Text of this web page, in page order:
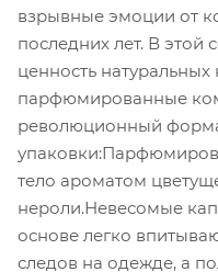
взрывные эмоции от
последних лет. В
ценность
парфюмированные
революционный
тело ароматом
нероли.Невесомые
основе легко
следов на одежде, а